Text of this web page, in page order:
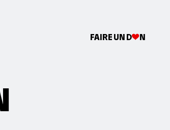
FAIRE UN D N